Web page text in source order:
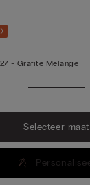
- Grafite Melange
Selecteer maat